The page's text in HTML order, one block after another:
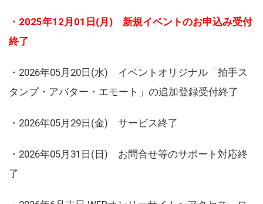
・2025年12月01日(月) 新規イベントのお申込み受付
終了
・2026年05月20日(水) イベントオリジナル「拍手ス
タンプ・アバター・エモート」の追加登録受付終了
・2026年05月29日(金) サービス終了
・2026年05月31日(日) お問合せ等のサポート対応終
了